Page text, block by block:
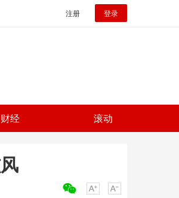
注册 登录
财经 滚动